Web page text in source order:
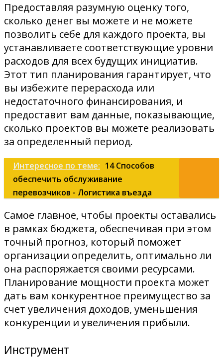
Предоставляя разумную оценку того,
сколько денег вы можете и не можете
позволить себе для каждого проекта, вы
устанавливаете соответствующие уровни
расходов для всех будущих инициатив.
Этот тип планирования гарантирует, что
вы избежите перерасхода или
недостаточного финансирования, и
предоставит вам данные, показывающие,
сколько проектов вы можете реализовать
за определенный период.
Интересное по теме: 14 Способов
обеспечить обслуживание
перевозчиков - Логистика въезда
Самое главное, чтобы проекты оставались
в рамках бюджета, обеспечивая при этом
точный прогноз, который поможет
организации определить, оптимально ли
она распоряжается своими ресурсами.
Планирование мощности проекта может
дать вам конкурентное преимущество за
счет увеличения доходов, уменьшения
конкуренции и увеличения прибыли.
Инструмент